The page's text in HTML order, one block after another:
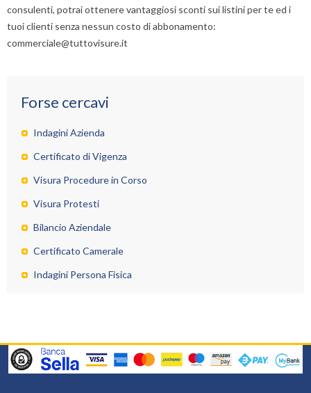
consulenti, potrai ottenere vantaggiosi sconti sui listini per te ed i
tuoi clienti senza nessun costo di abbonamento:
commerciale@tuttovisure.it
Forse cercavi
Indagini Azienda
Certificato di Vigenza
Visura Procedure in Corso
Visura Protesti
Bilancio Aziendale
Certificato Camerale
Indagini Persona Fisica